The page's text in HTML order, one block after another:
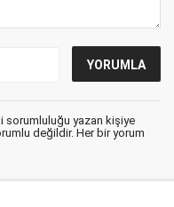
sorumluluğu yazan kişiye
değildir. Her bir yorum